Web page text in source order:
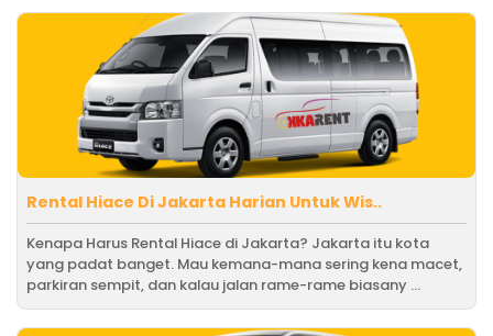
Rental Hiace Di Jakarta Harian Untuk Wis..
Kenapa Harus Rental Hiace di Jakarta? Jakarta itu kota
yang padat banget. Mau kemana-mana sering kena macet,
parkiran sempit, dan kalau jalan rame-rame biasany ...